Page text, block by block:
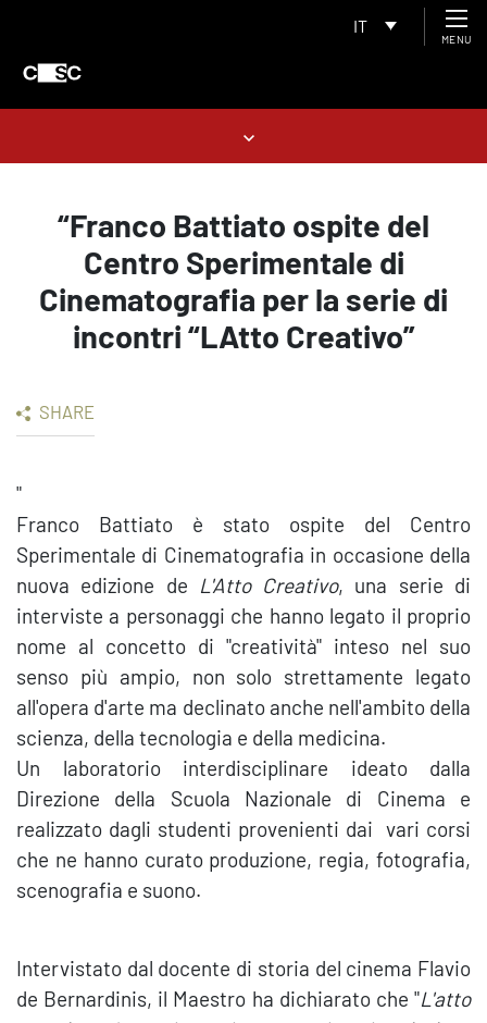
IT
MENU
“Franco Battiato ospite del
Centro Sperimentale di
Cinematografia per la serie di
incontri “LAtto Creativo”
SHARE
"
Franco Battiato è stato ospite del Centro
Sperimentale di Cinematografia in occasione della
nuova edizione de L'Atto Creativo, una serie di
interviste a personaggi che hanno legato il proprio
nome al concetto di "creatività" inteso nel suo
senso più ampio, non solo strettamente legato
all'opera d'arte ma declinato anche nell'ambito della
scienza, della tecnologia e della medicina.
Un laboratorio interdisciplinare ideato dalla
Direzione della Scuola Nazionale di Cinema e
realizzato dagli studenti provenienti dai vari corsi
che ne hanno curato produzione, regia, fotografia,
scenografia e suono.
Intervistato dal docente di storia del cinema Flavio
de Bernardinis, il Maestro ha dichiarato che "L'atto